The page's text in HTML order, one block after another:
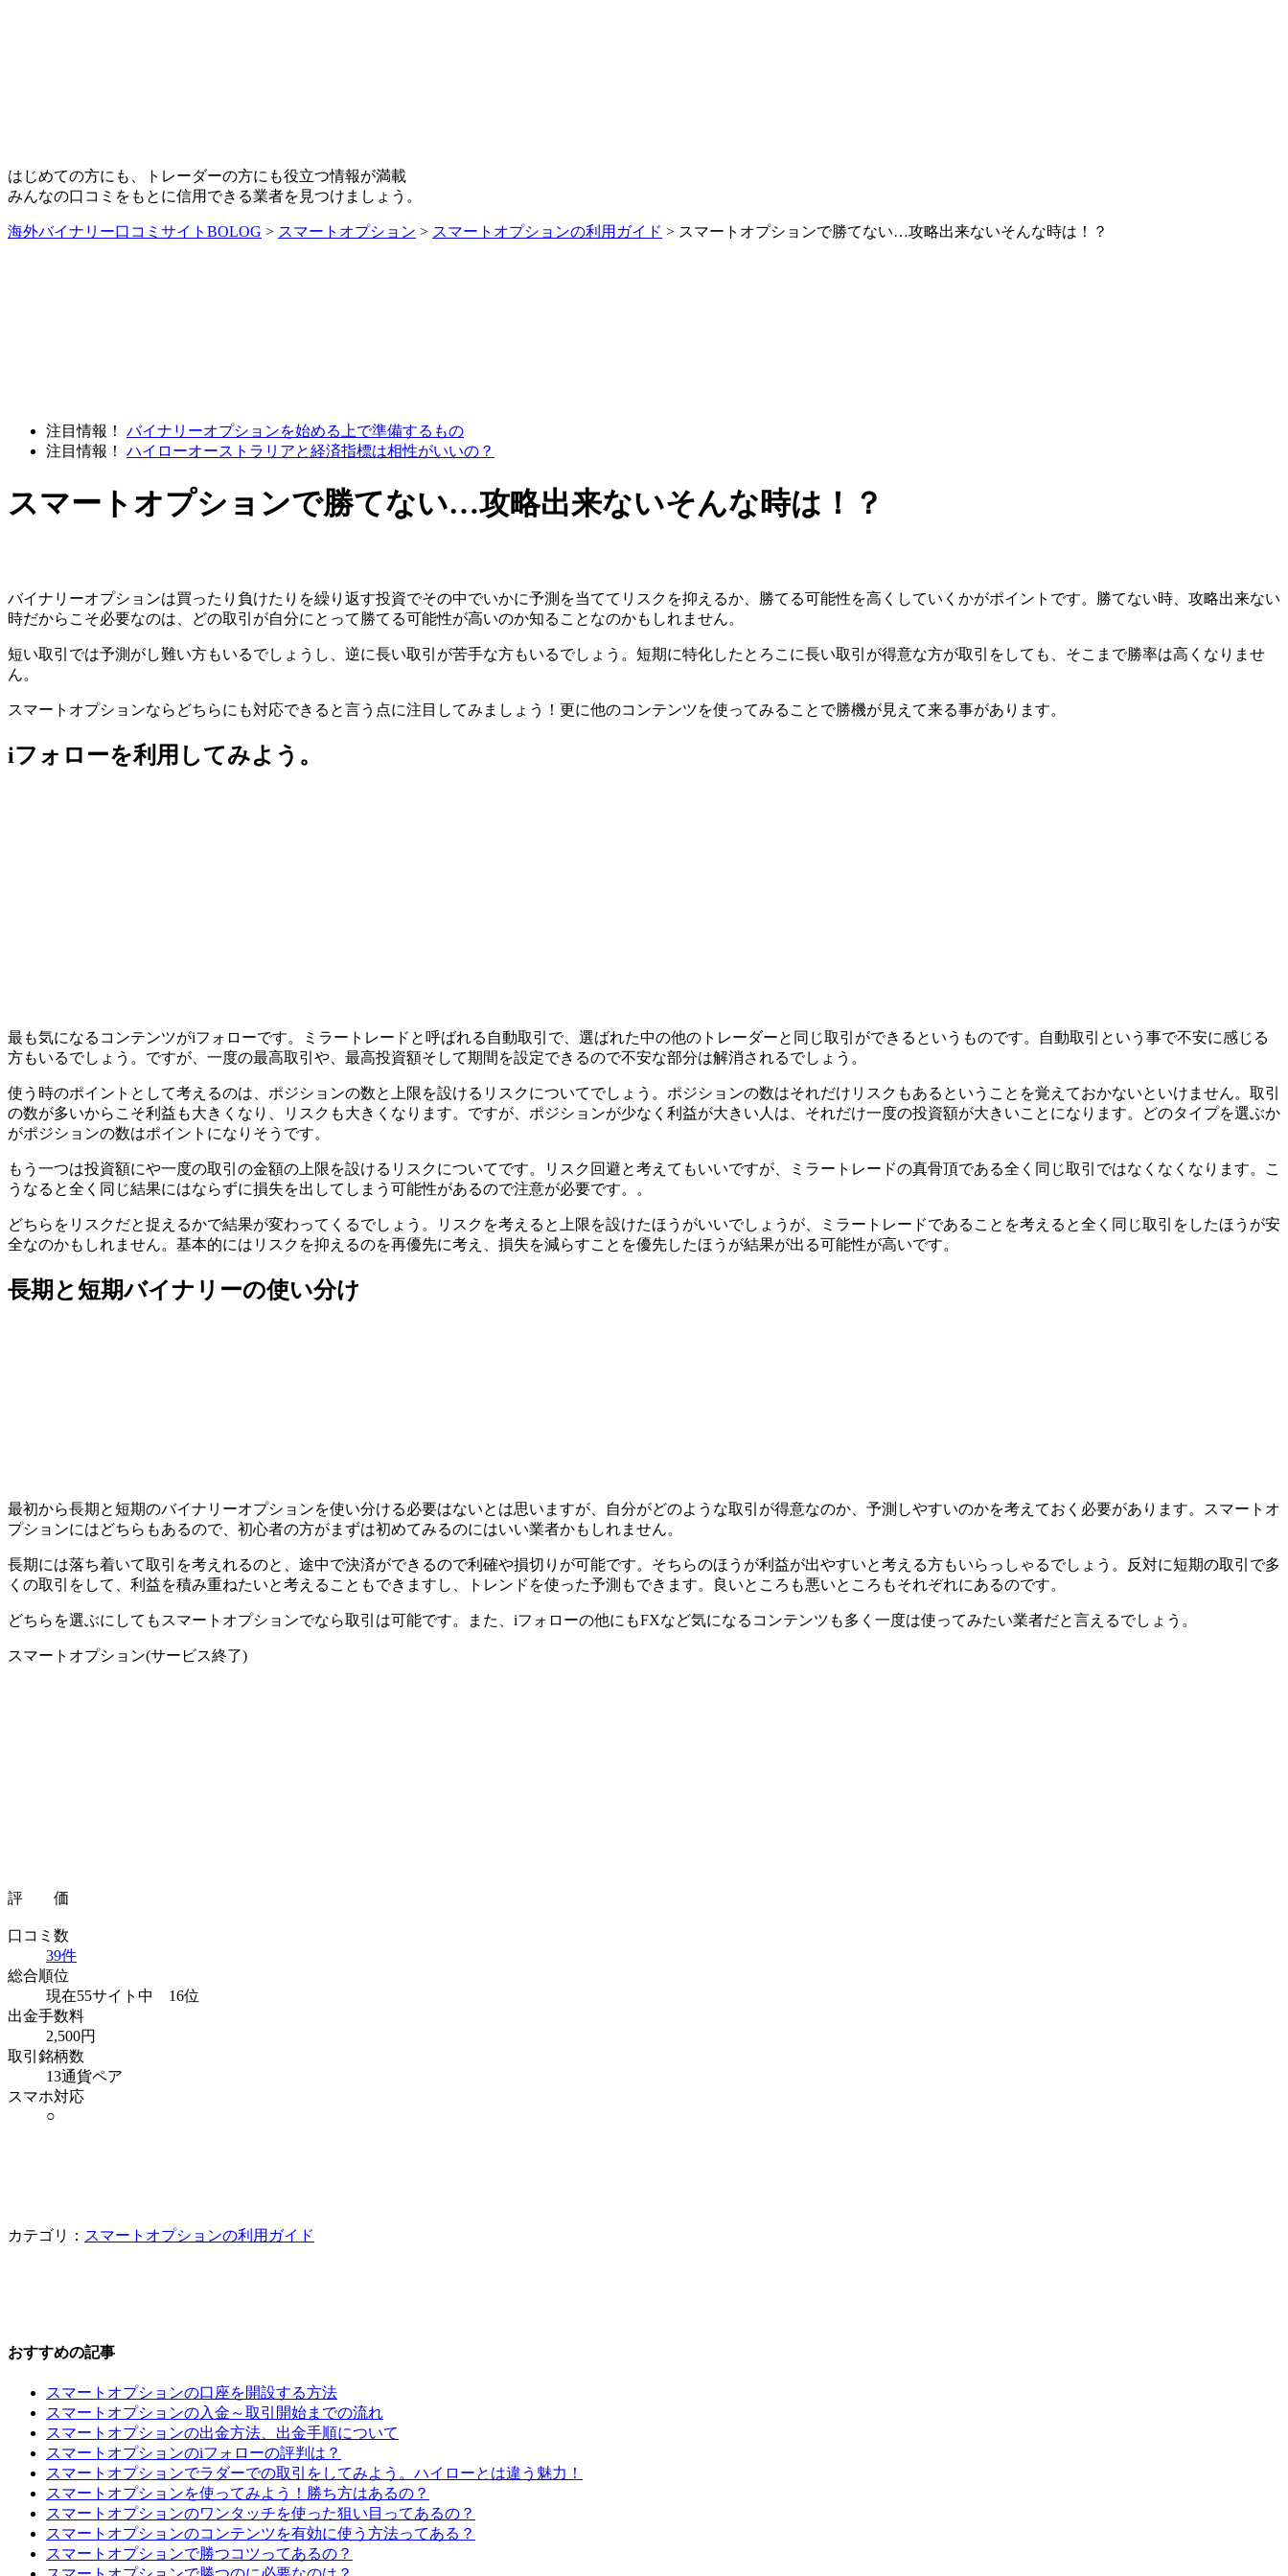
はじめての方にも、トレーダーの方にも役立つ情報が満載
みんなの口コミをもとに信用できる業者を見つけましょう。
海外バイナリー口コミサイトBOLOG > スマートオプション > スマートオプションの利用ガイド > スマートオプションで勝てない…攻略出来ないそんな時は！？
注目情報！
バイナリーオプションを始める上で準備するもの
注目情報！
ハイローオーストラリアと経済指標は相性がいいの？
スマートオプションで勝てない…攻略出来ないそんな時は！？
バイナリーオプションは買ったり負けたりを繰り返す投資でその中でいかに予測を当ててリスクを抑えるか、勝てる可能性を高くしていくかがポイントです。 勝てない時、攻略出来ない
時だからこそ必要なのは、どの取引が自分にとって勝てる可能性が高いのか知ることなのかもしれません。
短い取引では予測がし難い方もいるでしょうし、逆に長い取引が苦手な方もいるでしょう。短期に特化したとろこに長い取引が得意な方が取引をしても、そこまで勝率は高くなりませ
ん。
スマートオプションならどちらにも対応できると言う点に注目してみましょう！更に他のコンテンツを使ってみることで勝機が見えて来る事があります。
iフォローを利用してみよう。
最も気になるコンテンツがiフォローです。ミラートレードと呼ばれる自動取引で、選ばれた中の他のトレーダーと同じ取引ができるというものです。自動取引という事で不安に感じる
方もいるでしょう。ですが、一度の最高取引や、最高投資額そして期間を設定できるので不安な部分は解消されるでしょう。
使う時のポイントとして考えるのは、ポジションの数と上限を設けるリスクについてでしょう。ポジションの数はそれだけリスクもあるということを覚えておかないといけません。取引
の数が多いからこそ利益も大きくなり、リスクも大きくなります。ですが、 ポジションが少なく利益が大きい人は、それだけ一度の投資額が大きいことになります。どのタイプを選ぶか
がポジションの数はポイントになりそうです。
もう一つは投資額にや一度の取引の金額の上限を設けるリスクについてです。リスク回避と考えてもいいですが、ミラートレードの真骨頂である全く同じ取引 ではなくなくなります。こ
うなると全く同じ結果にはならずに損失を出してしまう可能性があるので注意が必要です。。
どちらをリスクだと捉えるかで結果が変わってくるでしょう。リスクを考えると上限を設けたほうがいいでしょうが、ミラートレードであることを考えると全く同じ取引をしたほうが安
全なのかもしれません。基本的にはリスクを抑えるのを再優先に考え、損失を減らすことを優先したほうが結果が出る可能性が高いです。
長期と短期バイナリーの使い分け
最初から長期と短期のバイナリーオプションを使い分ける必要はないとは思いますが、自分がどのような取引が得意なのか、予測しやすいのかを考えておく必要があります。スマートオ
プションにはどちらもあるので、初心者の方がまずは初めてみるのにはいい業者かもしれません。
長期には落ち着いて取引を考えれるのと、途中で決済ができるので利確や損切りが可能です。そちらのほうが利益が出やすいと考える方もいらっしゃるでしょう。反対に短期の取引で多
くの取引をして、利益を積み重ねたいと考えることもできますし、トレンドを使った予測もできます。良いところも悪いところもそれぞれにあるのです。
どちらを選ぶにしてもスマートオプションでなら取引は可能です。また、iフォローの他にもFXなど気になるコンテンツも多く一度は使ってみたい業者だと言えるでしょう。
スマートオプション(サービス終了)
評 価
口コミ数
39件
総合順位
現在55サイト中 16位
出金手数料
2,500円
取引銘柄数
13通貨ペア
スマホ対応
○
カテゴリ： スマートオプションの利用ガイド
おすすめの記事
スマートオプションの口座を開設する方法
スマートオプションの入金～取引開始までの流れ
スマートオプションの出金方法、出金手順について
スマートオプションのiフォローの評判は？
スマートオプションでラダーでの取引をしてみよう。ハイローとは違う魅力！
スマートオプションを使ってみよう！勝ち方はあるの？
スマートオプションのワンタッチを使った狙い目ってあるの？
スマートオプションのコンテンツを有効に使う方法ってある？
スマートオプションで勝つコツってあるの？